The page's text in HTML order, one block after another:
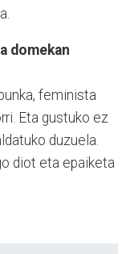
domekan
feminista
Eta gustuko ez
duzuela.
diot eta epaiketa